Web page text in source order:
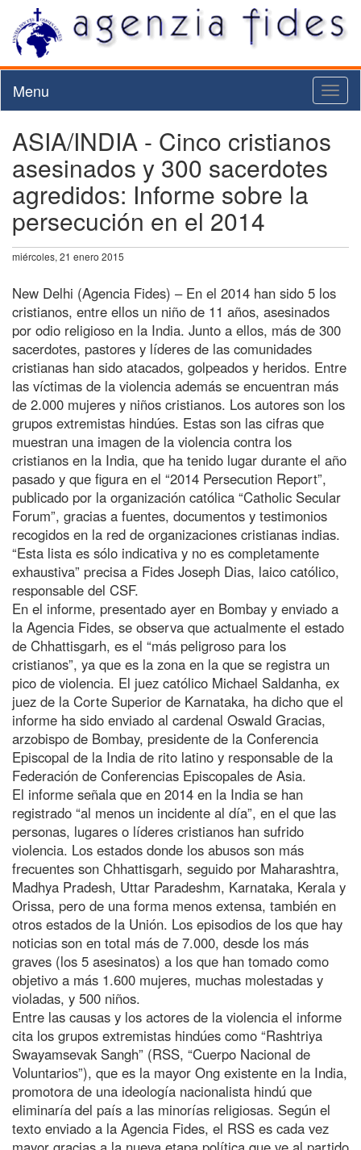
Menu
ASIA/INDIA - Cinco cristianos
asesinados y 300 sacerdotes
agredidos: Informe sobre la
persecución en el 2014
miércoles, 21 enero 2015
New Delhi (Agencia Fides) – En el 2014 han sido 5 los
cristianos, entre ellos un niño de 11 años, asesinados
por odio religioso en la India. Junto a ellos, más de 300
sacerdotes, pastores y líderes de las comunidades
cristianas han sido atacados, golpeados y heridos. Entre
las víctimas de la violencia además se encuentran más
de 2.000 mujeres y niños cristianos. Los autores son los
grupos extremistas hindúes. Estas son las cifras que
muestran una imagen de la violencia contra los
cristianos en la India, que ha tenido lugar durante el año
pasado y que figura en el “2014 Persecution Report”,
publicado por la organización católica “Catholic Secular
Forum”, gracias a fuentes, documentos y testimonios
recogidos en la red de organizaciones cristianas indias.
“Esta lista es sólo indicativa y no es completamente
exhaustiva” precisa a Fides Joseph Dias, laico católico,
responsable del CSF.
En el informe, presentado ayer en Bombay y enviado a
la Agencia Fides, se observa que actualmente el estado
de Chhattisgarh, es el “más peligroso para los
cristianos”, ya que es la zona en la que se registra un
pico de violencia. El juez católico Michael Saldanha, ex
juez de la Corte Superior de Karnataka, ha dicho que el
informe ha sido enviado al cardenal Oswald Gracias,
arzobispo de Bombay, presidente de la Conferencia
Episcopal de la India de rito latino y responsable de la
Federación de Conferencias Episcopales de Asia.
El informe señala que en 2014 en la India se han
registrado “al menos un incidente al día”, en el que las
personas, lugares o líderes cristianos han sufrido
violencia. Los estados donde los abusos son más
frecuentes son Chhattisgarh, seguido por Maharashtra,
Madhya Pradesh, Uttar Paradeshm, Karnataka, Kerala y
Orissa, pero de una forma menos extensa, también en
otros estados de la Unión. Los episodios de los que hay
noticias son en total más de 7.000, desde los más
graves (los 5 asesinatos) a los que han tomado como
objetivo a más 1.600 mujeres, muchas molestadas y
violadas, y 500 niños.
Entre las causas y los actores de la violencia el informe
cita los grupos extremistas hindúes como “Rashtriya
Swayamsevak Sangh” (RSS, “Cuerpo Nacional de
Voluntarios”), que es la mayor Ong existente en la India,
promotora de una ideología nacionalista hindú que
eliminaría del país a las minorías religiosas. Según el
texto enviado a la Agencia Fides, el RSS es cada vez